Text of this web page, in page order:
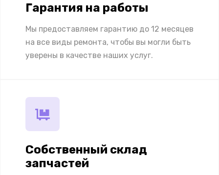
Гарантия на работы
Мы предоставляем гарантию до 12 месяцев
на все виды ремонта, чтобы вы могли быть
уверены в качестве наших услуг.
Собственный склад
запчастей